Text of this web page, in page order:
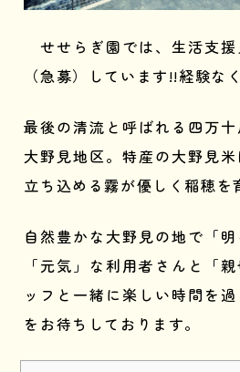
せせらぎ園では、生活支
（急募）しています!!経験な
最後の清流と呼ばれる四万
大野見地区。特産の大野見
立ち込める霧が優しく稲穂を
自然豊かな大野見の地で「明
「元気」な利用者さんと「
ッフと一緒に楽しい時間を
をお待ちしております。